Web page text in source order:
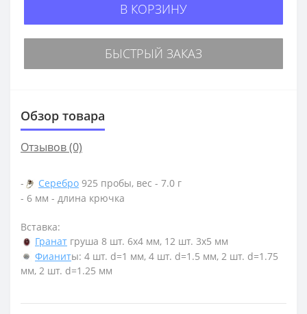
В КОРЗИНУ
БЫСТРЫЙ ЗАКАЗ
Обзор товара
Отзывов (0)
- Серебро 925 пробы, вес - 7.0 г
- 6 мм - длина крючка
Вставка:
Гранат груша 8 шт. 6х4 мм, 12 шт. 3х5 мм
Фианиты: 4 шт. d=1 мм, 4 шт. d=1.5 мм, 2 шт. d=1.75
мм, 2 шт. d=1.25 мм